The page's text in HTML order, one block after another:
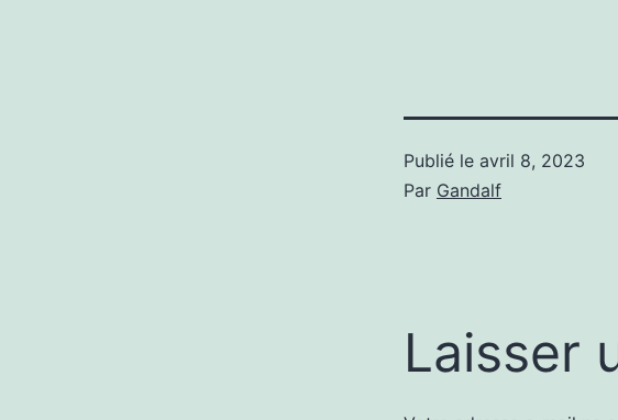
Publié le avril 8, 2023
Par Gandalf
Laisser